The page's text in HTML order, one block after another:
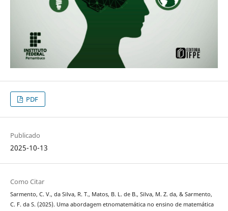
PDF
Publicado
2025-10-13
Como Citar
Sarmento, C. V., da Silva, R. T., Matos, B. L. de B., Silva, M. Z. da, & Sarmento,
C. F. da S. (2025). Uma abordagem etnomatemática no ensino de matemática